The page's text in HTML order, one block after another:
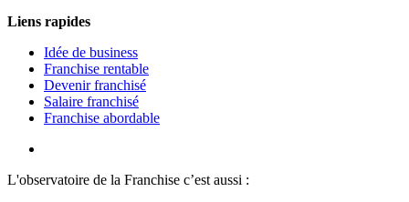
Liens rapides
Idée de business
Franchise rentable
Devenir franchisé
Salaire franchisé
Franchise abordable
L'observatoire de la Franchise c’est aussi :